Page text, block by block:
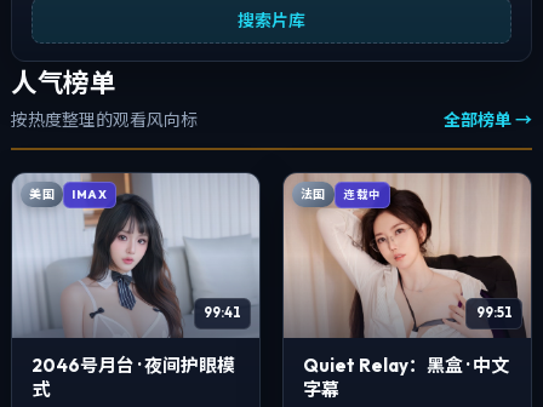
搜索片库
人气榜单
按热度整理的观看风向标 全部榜单 →
美国 IMAX
99:41
2046号月台 · 夜间护眼模
式
法国 连载中
99:51
Quiet Relay：黑盒 · 中文
字幕